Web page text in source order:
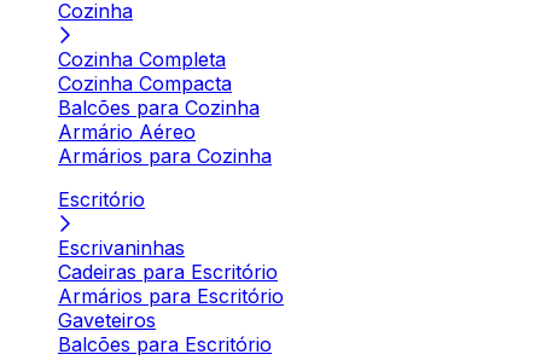
Cozinha
Cozinha Completa
Cozinha Compacta
Balcões para Cozinha
Armário Aéreo
Armários para Cozinha
Escritório
Escrivaninhas
Cadeiras para Escritório
Armários para Escritório
Gaveteiros
Balcões para Escritório